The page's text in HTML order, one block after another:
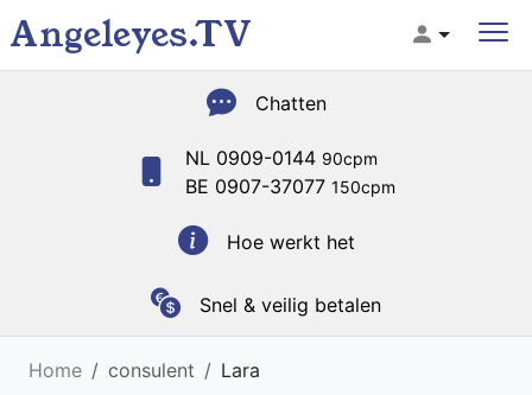
Angeleyes.TV
Chatten
NL 0909-0144 90cpm
BE 0907-37077 150cpm
Hoe werkt het
Snel & veilig betalen
Home consulent Lara